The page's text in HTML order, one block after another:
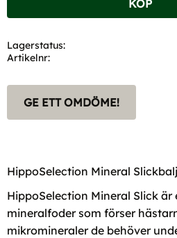
KÖP
Lagerstatus
Artikelnr
GE ETT OMDÖME!
HippoSelection Mineral
HippoSelection Mineral Slick
mineralfoder som förser
mikromineraler de behöver